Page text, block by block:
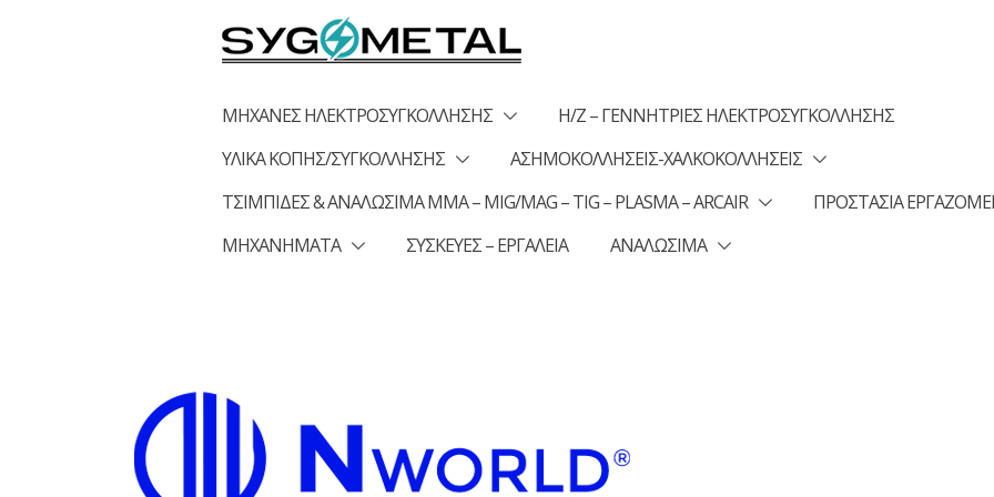
ΜΗΧΑΝΕΣ ΗΛΕΚΤΡΟΣΥΓΚΟΛΛΗΣΗΣ
Η/Ζ – ΓΕΝΝΗΤΡΙΕΣ ΗΛΕΚΤΡΟΣΥΓΚΟΛΛΗΣΗΣ
ΥΛΙΚΑ ΚΟΠΗΣ/ΣΥΓΚΟΛΛΗΣΗΣ
ΑΣΗΜΟΚΟΛΛΗΣΕΙΣ-ΧΑΛΚΟΚΟΛΛΗΣΕΙΣ
ΤΣΙΜΠΙΔΕΣ & ΑΝΑΛΩΣΙΜΑ MMA – MIG/MAG – TIG – PLASMA – ARCAIR
ΠΡΟΣΤΑΣΙΑ
ΜΗΧΑΝΗΜΑΤΑ
ΣΥΣΚΕΥΕΣ – ΕΡΓΑΛΕΙΑ ΑΝΑΛΩΣΙΜΑ